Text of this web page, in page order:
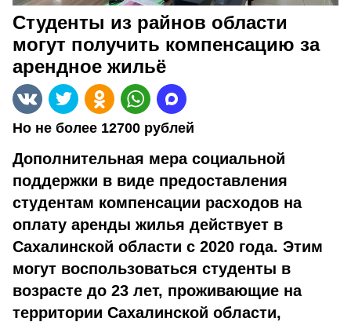
Студенты из райнов области
могут получить компенсацию за
арендное жильё
Но не более 12700 рублей
Дополнительная мера социальной
поддержки в виде предоставления
студентам компенсации расходов на
оплату аренды жилья действует в
Сахалинской области с 2020 года. Этим
могут воспользоваться студенты в
возрасте до 23 лет, проживающие на
территории Сахалинской области,